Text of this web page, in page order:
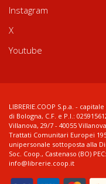
Instagram
X
Youtube
LIBRERIE.COOP S.p.a. -
di Bologna, C.F. e P.I.:
Villanova, 29/7 - 40055
Trattati Comunitari Europei
unipersonale sottoposta alla
Soc. Coop., Castenaso (BO)
info@librerie.coop.it